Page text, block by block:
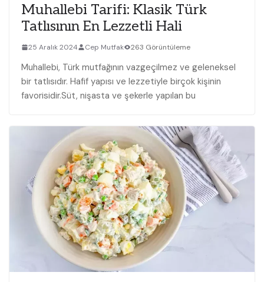
Muhallebi Tarifi: Klasik Türk
⁣Tatlısının En Lezzetli Hali
25 Aralık 2024 Cep Mutfak 263 Görüntüleme
Muhallebi, Türk mutfağının⁢ vazgeçilmez ve geleneksel
bir tatlısıdır. Hafif ‍yapısı ve‌ lezzetiyle​ birçok kişinin
favorisidir.Süt, nişasta ve şekerle⁤ yapılan bu